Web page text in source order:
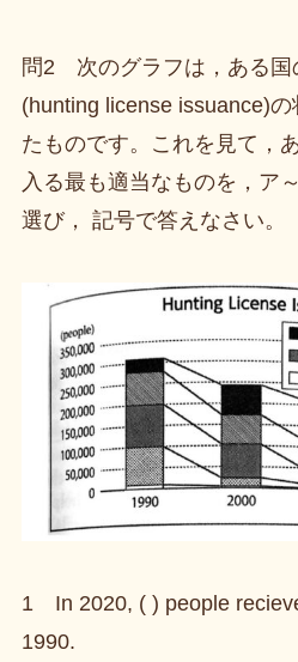
問2 次のグラフは，ある国
(hunting license issuance)
たものです。これを見て，
入る最も適当なものを，ア
選び， 記号で答えなさい。
1 In 2020, ( ) people
1990.